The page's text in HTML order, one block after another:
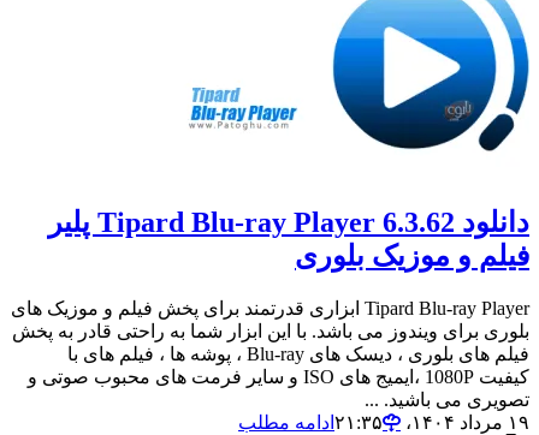
دانلود Tipard Blu-ray Player 6.3.62 پلیر
فیلم و موزیک بلوری
Tipard Blu-ray Player ابزاری قدرتمند برای پخش فیلم و موزیک های
بلوری برای ویندوز می باشد. با این ابزار شما به راحتی قادر به پخش
فیلم های بلوری ، دیسک های Blu-ray ، پوشه ها ، فیلم های با
کیفیت 1080P ،ایمیج های ISO و سایر فرمت های محبوب صوتی و
تصویری می باشید. ...
۱۹ مرداد ۱۴۰۴،‏ ۲۱:۳۵
ادامه مطلب